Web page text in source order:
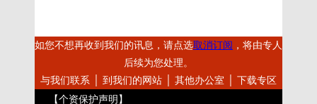
如您不想再收到我们的讯息，请点选取消订阅 ，将由专人
后续为您处理。
与我们联系
到我们的网站 其他办公室
下载专区
【个资保护声明】